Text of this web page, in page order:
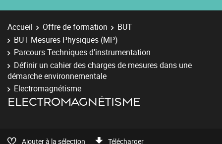
Accueil Offre de formation
BUT
BUT Mesures Physiques (MP)
Parcours Techniques d'instrumentation
Définir un cahier des charges de mesures dans une
démarche environnementale
Electromagnétisme
ELECTROMAGNÉTISME
Ajouter à la sélection Télécharger